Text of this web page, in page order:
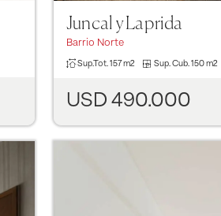
Juncal y Laprida
Barrio Norte
Sup.Tot. 157 m2 Sup. Cub. 150 m2
USD 490.000